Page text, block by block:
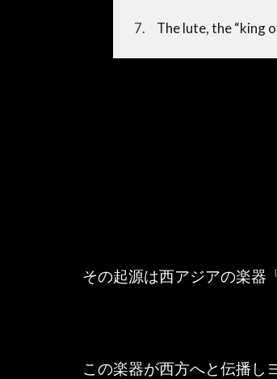
7 The lute, the “king
その起源は西アジアの楽器
この楽器が西方へと伝播し